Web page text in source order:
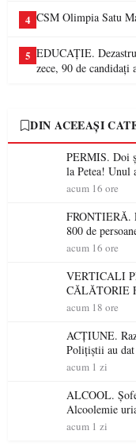
4 CSM Olimpia Satu
5 EDUCAȚIE.
zece, 90 de candidați
DIN ACEEAȘI
PERMIS. Doi
la Petea! Unul
niciodată permis
acum 16 ore
FRONTIERĂ.
800 de
acum 16 ore
VERTICALI
CĂLĂTORIE
acum 18 ore
ACȚIUNE.
Polițiștii au dat
permis într-o
acum 1 zi
ALCOOL.
Alcoolemie
acum 1 zi